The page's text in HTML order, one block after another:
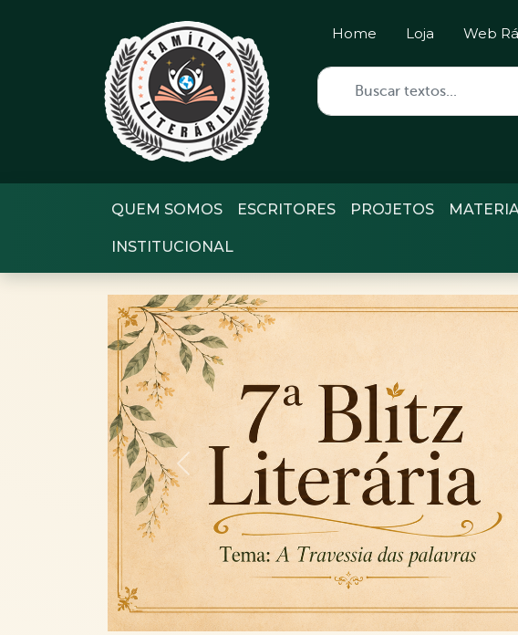
Home Loja Web
QUEM SOMOS ESCRITORES PROJETOS
INSTITUCIONAL
Previous